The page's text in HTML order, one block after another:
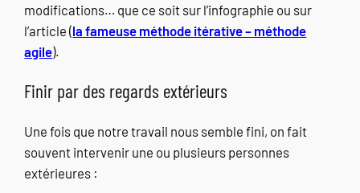
modifications… que ce soit sur l’infographie ou sur
l’article (la fameuse méthode itérative – méthode
agile).
Finir par des regards extérieurs
Une fois que notre travail nous semble fini, on fait
souvent intervenir une ou plusieurs personnes
extérieures :